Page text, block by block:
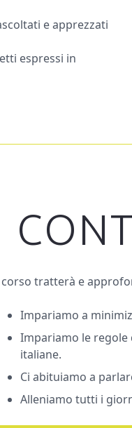
e apprezzati
espressi in
tratterà e
Impariamo a
Impariamo le
italiane.
Ci abituiamo a
Alleniamo tutti i